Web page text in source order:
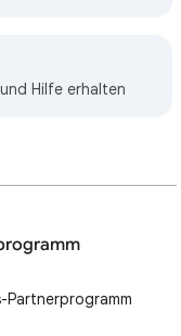
Hilfe erhalten